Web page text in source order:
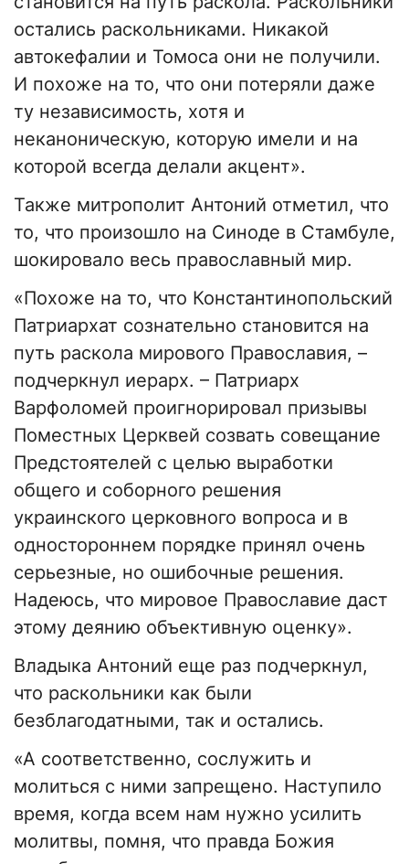
остались раскольниками. Никакой
автокефалии и Томоса они не получили.
И похоже на то, что они потеряли даже
ту независимость, хотя и
неканоническую, которую имели и на
которой всегда делали акцент».
Также митрополит Антоний отметил, что
то, что произошло на Синоде в Стамбуле,
шокировало весь православный мир.
«Похоже на то, что Константинопольский
Патриархат сознательно становится на
путь раскола мирового Православия, –
подчеркнул иерарх. – Патриарх
Варфоломей проигнорировал призывы
Поместных Церквей созвать совещание
Предстоятелей с целью выработки
общего и соборного решения
украинского церковного вопроса и в
одностороннем порядке принял очень
серьезные, но ошибочные решения.
Надеюсь, что мировое Православие даст
этому деянию объективную оценку».
Владыка Антоний еще раз подчеркнул,
что раскольники как были
безблагодатными, так и остались.
«А соответственно, сослужить и
молиться с ними запрещено. Наступило
время, когда всем нам нужно усилить
молитвы, помня, что правда Божия